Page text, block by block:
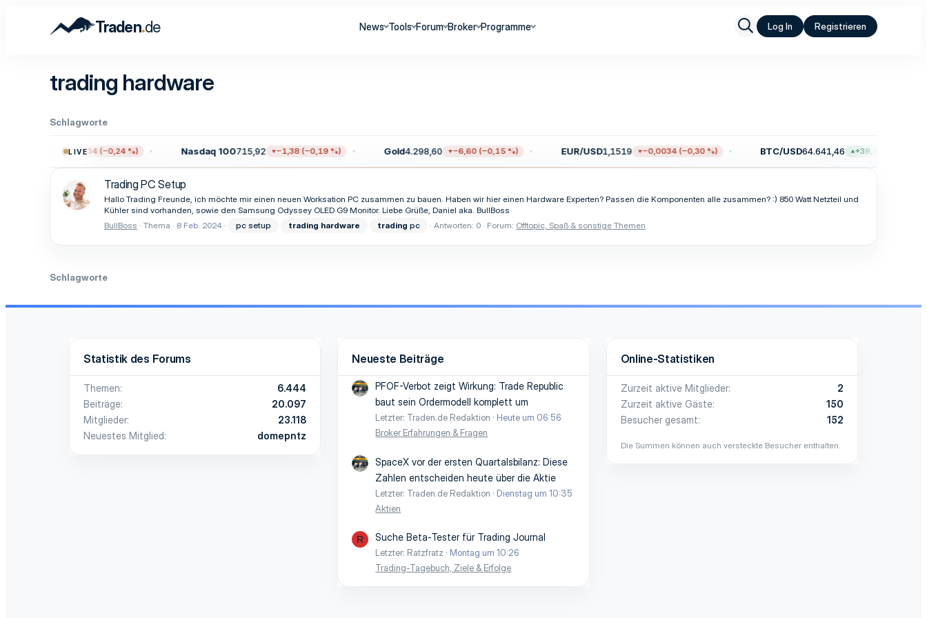
Traden.de News Tools Forum Broker Programme Log In Registrieren
trading hardware
Schlagworte
LIVE
−18,34 (−0,24 %) Nasdaq 100715,92 −1,38 (−0,19 %) Gold4.298,60 −6,60 (−0,15 %) EUR/USD1,1519 −0,0034 (−0,30 %) BTC/USD64.641,46 +39,14 (+0,06 %)
Trading PC Setup
Hallo Trading Freunde, ich möchte mir einen neuen Worksation PC zusammen zu bauen. Haben wir hier einen Hardware Experten? Passen die Komponenten alle zusammen? :) 850 Watt Netzteil und
Kühler sind vorhanden, sowie den Samsung Odyssey OLED G9 Monitor. Liebe Grüße, Daniel aka. BullBoss
BullBoss
Thema 8 Feb. 2024 pc setup trading hardware trading pc Antworten: 0 Forum: Offtopic, Spaß & sonstige Themen
Schlagworte
Statistik des Forums
Themen
6.444
Beiträge
20.097
Mitglieder
23.118
Neuestes Mitglied
domepntz
Neueste Beiträge
PFOF-Verbot zeigt Wirkung: Trade Republic
baut sein Ordermodell komplett um
Letzter: Traden.de Redaktion
Heute um 06:56
Broker Erfahrungen & Fragen
SpaceX vor der ersten Quartalsbilanz: Diese
Zahlen entscheiden heute über die Aktie
Letzter: Traden.de Redaktion
Dienstag um 10:35
Aktien
R Suche Beta-Tester für Trading Journal
Letzter: Ratzfratz
Montag um 10:26
Trading-Tagebuch, Ziele & Erfolge
Online-Statistiken
Zurzeit aktive Mitglieder
2
Zurzeit aktive Gäste
150
Besucher gesamt
152
Die Summen können auch versteckte Besucher enthalten.